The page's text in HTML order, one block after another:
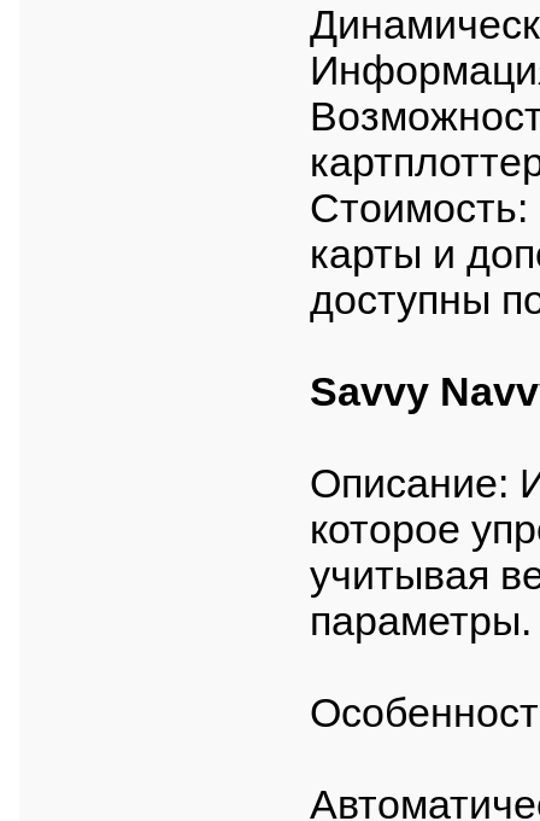
карты и
доступны
Savvy
Описание:
которое
учитывая
параметры.